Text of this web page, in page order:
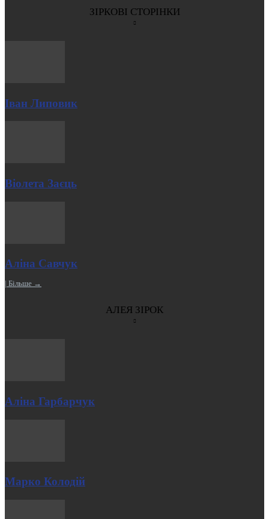
ЗІРКОВІ СТОРІНКИ
Іван Липовик
Віолета Заєць
Аліна Савчук
| Більше →
АЛЕЯ ЗІРОК
Аліна Гарбарчук
Марко Колодій